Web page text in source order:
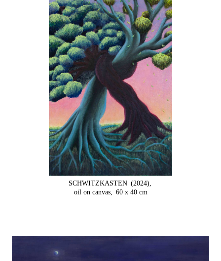
SCHWITZKASTEN (2024),
oil on canvas,
60 x 40 cm